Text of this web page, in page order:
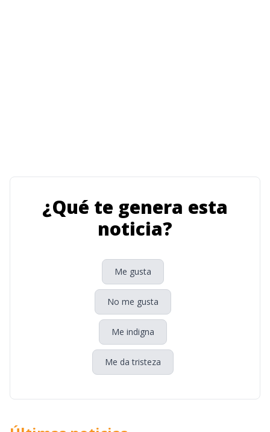
¿Qué te genera esta
noticia?
Me gusta
No me gusta
Me indigna
Me da tristeza